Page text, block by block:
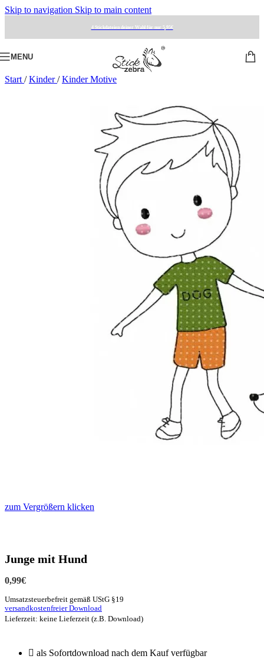
Skip to navigation Skip to main content
4 Stickdateien deiner Wahl für nur 5,95€
MENU
Start / Kinder/ Kinder Motive
zum Vergrößern klicken
Junge mit Hund
0,99€
Umsatzsteuerbefreit gemäß UStG §19
versandkostenfreier Download
Lieferzeit: keine Lieferzeit (z.B. Download)
als Sofortdownload nach dem Kauf verfügbar